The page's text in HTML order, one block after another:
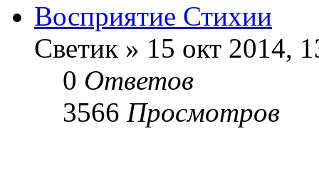
Восприятие Стихии
Светик » 15 окт 2014,
0 Ответов
3566 Просмотров